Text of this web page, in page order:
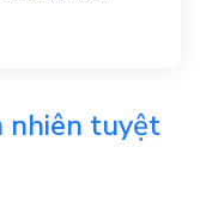
nhiên tuyệt